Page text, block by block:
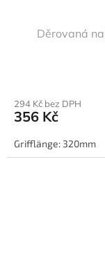
Děrovaná
294 Kč bez DPH
356 Kč
Grifflänge: 320mm